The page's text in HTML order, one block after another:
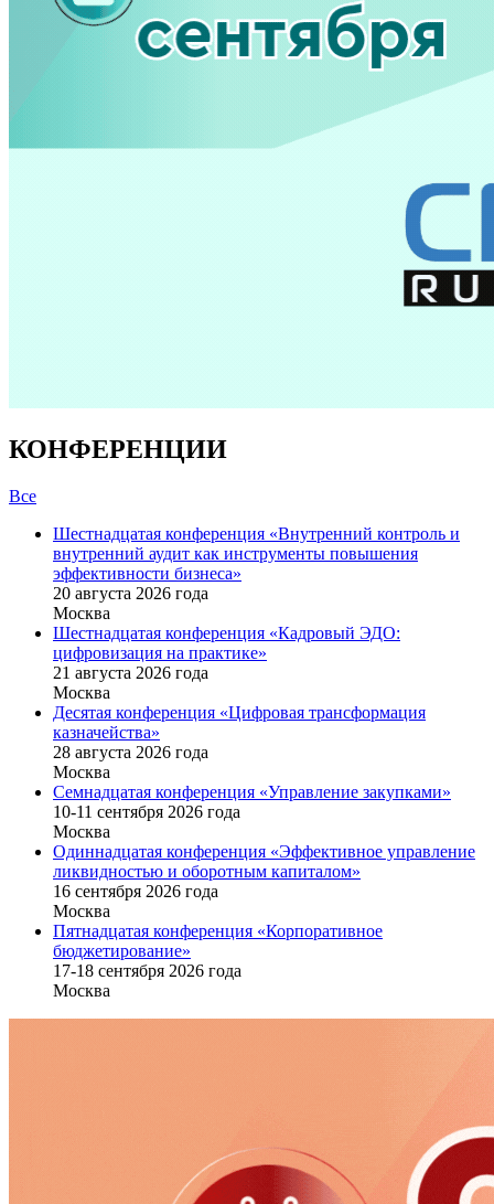
КОНФЕРЕНЦИИ
Все
Шестнадцатая конференция «Внутренний контроль и
внутренний аудит как инструменты повышения
эффективности бизнеса»
20 августа 2026 года
Москва
Шестнадцатая конференция «Кадровый ЭДО:
цифровизация на практике»
21 августа 2026 года
Москва
Десятая конференция «Цифровая трансформация
казначейства»
28 августа 2026 года
Москва
Семнадцатая конференция «Управление закупками»
10-11 сентября 2026 года
Москва
Одиннадцатая конференция «Эффективное управление
ликвидностью и оборотным капиталом»
16 cентября 2026 года
Москва
Пятнадцатая конференция «Корпоративное
бюджетирование»
17-18 сентября 2026 года
Москва